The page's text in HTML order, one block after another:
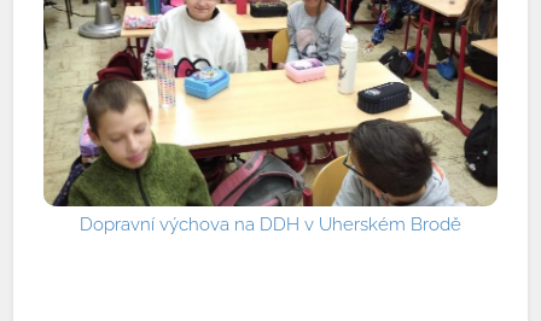
Dopravní výchova na DDH v Uherském Brodě